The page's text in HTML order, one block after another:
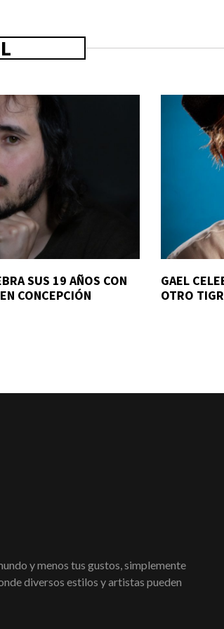
SUS 19 AÑOS CON
CONCEPCIÓN
GAEL
OTRO
y menos tus gustos, simplemente
diversos estilos y artistas pueden